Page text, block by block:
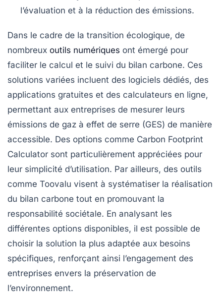
l’évaluation et à la réduction des émissions.
Dans le cadre de la transition écologique, de
nombreux outils numériques ont émergé pour
faciliter le calcul et le suivi du bilan carbone. Ces
solutions variées incluent des logiciels dédiés, des
applications gratuites et des calculateurs en ligne,
permettant aux entreprises de mesurer leurs
émissions de gaz à effet de serre (GES) de manière
accessible. Des options comme Carbon Footprint
Calculator sont particulièrement appréciées pour
leur simplicité d’utilisation. Par ailleurs, des outils
comme Toovalu visent à systématiser la réalisation
du bilan carbone tout en promouvant la
responsabilité sociétale. En analysant les
différentes options disponibles, il est possible de
choisir la solution la plus adaptée aux besoins
spécifiques, renforçant ainsi l’engagement des
entreprises envers la préservation de
l’environnement.